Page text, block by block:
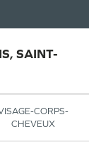
SAINT-
CORPS-
CHEVEUX